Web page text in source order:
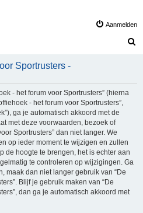
Aanmelden
k
Sportrusters -
- het forum voor Sportrusters” (hierna
- het forum voor Sportrusters”,
ga je automatisch akkoord met de
met deze voorwaarden, bezoek of
Sportrusters” dan niet langer. We
op ieder moment te wijzigen en zullen
de hoogte te brengen, het is echter aan
te controleren op wijzigingen. Ga
maak dan niet langer gebruik van “De
Blijf je gebruik maken van “De
dan ga je automatisch akkoord met